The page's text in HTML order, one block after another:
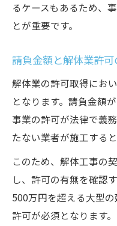
るケースもあるため、
とが重要です。
請負金額と解体業許
解体業の許可取得にお
となります。請負金額
事業の許可が法律で義
たない業者が施工する
このため、解体工事の
し、許可の有無を確認
500万円を超える大型
許可が必須となります。